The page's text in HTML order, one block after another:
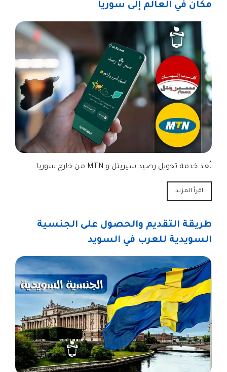
مكان في العالم إلى سوريا
تُعد خدمة تحويل رصيد سيريتل و MTN من خارج سوريا…
اقرأ المزيد
طريقة التقديم والحصول على الجنسية
السويدية للعرب في السويد